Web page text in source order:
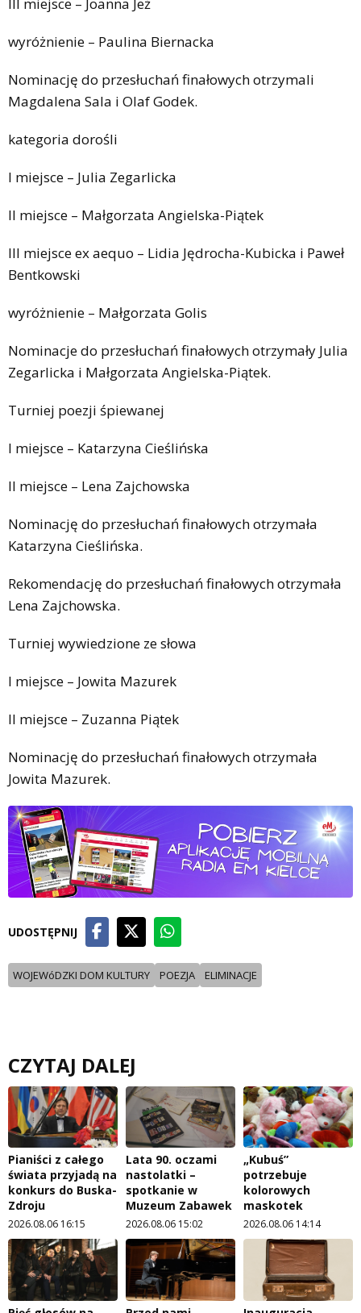
wyróżnienie – Paulina Biernacka
Nominację do przesłuchań finałowych otrzymali
Magdalena Sala i Olaf Godek.
kategoria dorośli
I miejsce – Julia Zegarlicka
II miejsce – Małgorzata Angielska-Piątek
III miejsce ex aequo – Lidia Jędrocha-Kubicka i Paweł
Bentkowski
wyróżnienie – Małgorzata Golis
Nominacje do przesłuchań finałowych otrzymały Julia
Zegarlicka i Małgorzata Angielska-Piątek.
Turniej poezji śpiewanej
I miejsce – Katarzyna Cieślińska
II miejsce – Lena Zajchowska
Nominację do przesłuchań finałowych otrzymała
Katarzyna Cieślińska.
Rekomendację do przesłuchań finałowych otrzymała
Lena Zajchowska.
Turniej wywiedzione ze słowa
I miejsce – Jowita Mazurek
II miejsce – Zuzanna Piątek
Nominację do przesłuchań finałowych otrzymała
Jowita Mazurek.
UDOSTĘPNIJ
WOJEWóDZKI DOM KULTURY POEZJA ELIMINACJE
CZYTAJ DALEJ
Pianiści z całego
świata przyjadą na
konkurs do Buska-
Zdroju
2026.08.06 16:15
Lata 90. oczami
nastolatki –
spotkanie w
Muzeum Zabawek
2026.08.06 15:02
„Kubuś”
potrzebuje
kolorowych
maskotek
2026.08.06 14:14